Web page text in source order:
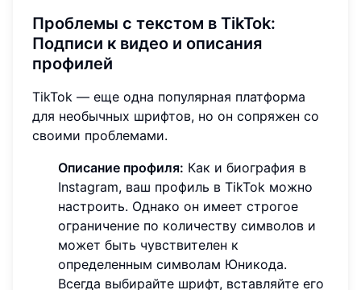
Проблемы с текстом в TikTok:
Подписи к видео и описания
профилей
TikTok — еще одна популярная платформа
для необычных шрифтов, но он сопряжен со
своими проблемами.
Описание профиля: Как и биография в
Instagram, ваш профиль в TikTok можно
настроить. Однако он имеет строгое
ограничение по количеству символов и
может быть чувствителен к
определенным символам Юникода.
Всегда выбирайте шрифт, вставляйте его